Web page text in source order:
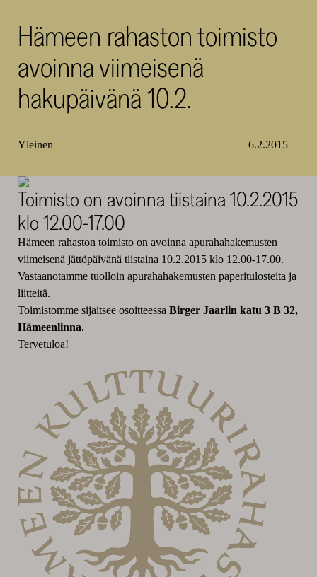
Hämeen rahaston toimisto
avoinna viimeisenä
hakupäivänä 10.2.
Yleinen 6.2.2015
Toimisto on avoinna tiistaina 10.2.2015
klo 12.00-17.00
Hämeen rahaston toimisto on avoinna apurahahakemusten
viimeisenä jättöpäivänä tiistaina 10.2.2015 klo 12.00-17.00.
Vastaanotamme tuolloin apurahahakemusten paperitulosteita ja
liitteitä.
Toimistomme sijaitsee osoitteessa Birger Jaarlin katu 3 B 32,
Hämeenlinna.
Tervetuloa!